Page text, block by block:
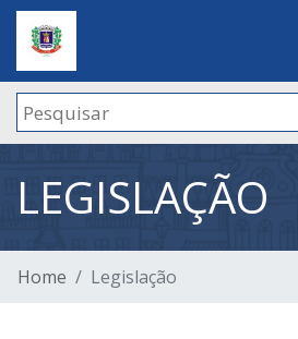
LEGISLAÇÃO
Home Legislação